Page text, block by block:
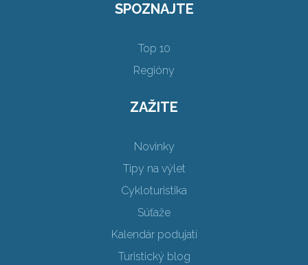
SPOZNAJTE
Top 10
Regióny
ZAŽITE
Novinky
Tipy na výlet
Cykloturistika
Súťaže
Kalendár podujatí
Turistický blog